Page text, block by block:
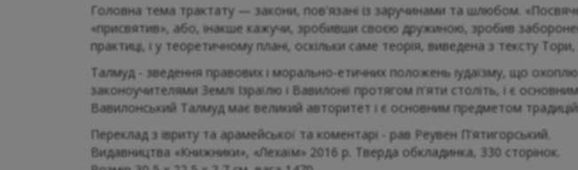
Головна тема трактату — закони, пов'язані із заручинами та шлюбом.
«присвятив», або, інакше кажучи, зробивши своєю дружиною, зробив
практиці, і у теоретичному плані, оскільки саме теорія, виведена з тексту
Талмуд - зведення правових і морально-етичних положень іудаїзму, що
законоучителями Землі Ізраїлю і Вавилонії протягом п'яти століть, і є
Вавилонський Талмуд має великий авторитет і є основним предметом
Переклад з івриту та арамейської та коментарі - рав Реувен П'ятигорський.
Видавництва «Книжники», «Лехаїм» 2016 р. Тверда обкладинка, 330 сторінок.